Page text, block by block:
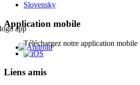
Slovensky
Application mobile
Téléchargez notre application
Liens amis